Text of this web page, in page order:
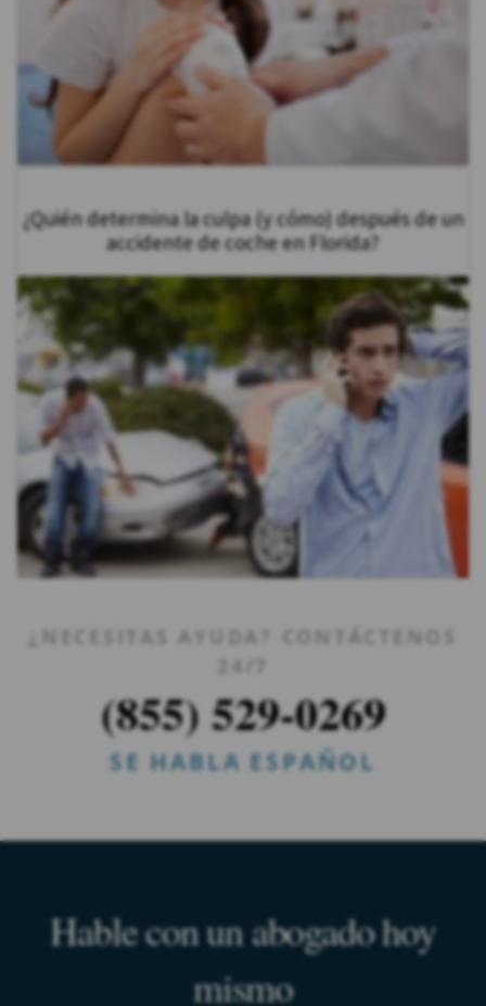
¿Quién determina la culpa (y cómo) después de un
accidente de coche en Florida?
¿NECESITAS AYUDA? CONTÁCTENOS
24/7
(855) 529-0269
SE HABLA ESPAÑOL
Hable con un abogado hoy
mismo